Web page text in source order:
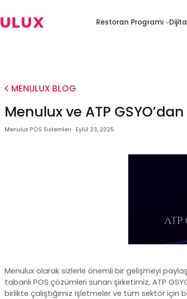
Dijital
Kiosk
Restoran
Sadakat
Restoran Programı
MENULUX BLOG
Menulux ve ATP
Menulux POS Sistemleri · Eylül 23, 2025
Menulux olarak sizlerle önemli bir gelişmeyi
tabanlı POS çözümleri sunan şirketimiz,ATP
birlikte çalıştığımız işletmeler ve tüm sektör için